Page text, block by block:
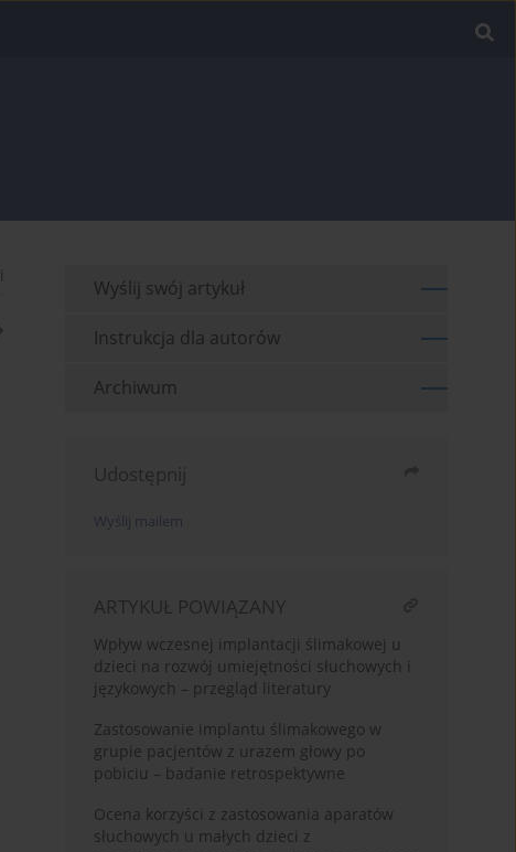
Wyślij swój artykuł
Instrukcja dla autorów
Archiwum
Udostępnij
Wyślij mailem
ARTYKUŁ POWIĄZANY
Wpływ wczesnej implantacji ślimakowej u
dzieci na rozwój umiejętności słuchowych i
językowych – przegląd literatury
Zastosowanie implantu ślimakowego w
grupie pacjentów z urazem głowy po
pobiciu – badanie retrospektywne
Ocena korzyści z zastosowania aparatów
słuchowych u małych dzieci z